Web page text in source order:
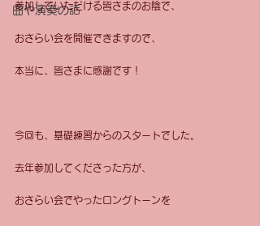
曲や演奏の話
参加していただける皆さまのお陰で、
おさらい会を開催できますので、
本当に、皆さまに感謝です！
今回も、基礎練習からのスタートでした。
去年参加してくださった方が、
おさらい会でやったロングトーンを